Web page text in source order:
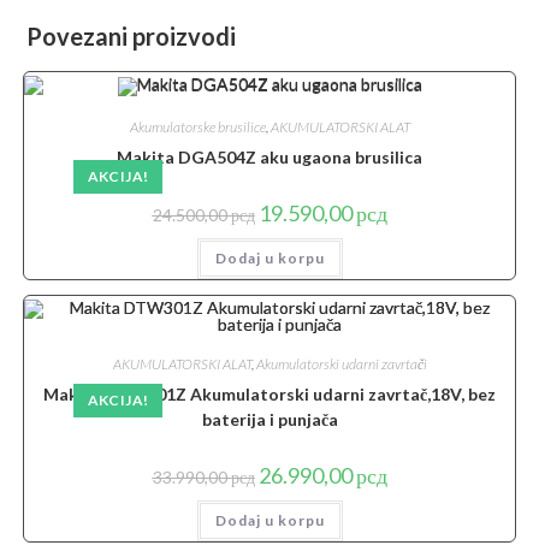
Povezani proizvodi
AKCIJA!
Akumulatorske brusilice, AKUMULATORSKI ALAT
Makita DGA504Z aku ugaona brusilica
24.500,00рсд Originalna
cena
je
bila:
24.500,00 рсд.
19.590,00рсдTrenutna
cena
Dodaj u korpu
AKCIJA!
AKUMULATORSKI ALAT,Akumulatorski udarni zavrtači
Makita DTW301Z Akumulatorski udarni zavrtač,18V, bez
baterija i punjača
33.990,00рсд Originalna
cena
je
bila:
33.990,00 рсд.
26.990,00рсдTrenutna
cena
Dodaj u korpu